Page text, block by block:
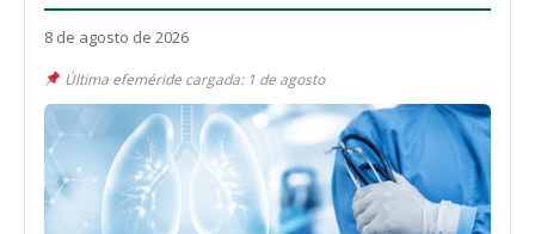
8 de agosto de 2026
Última efeméride cargada: 1 de agosto